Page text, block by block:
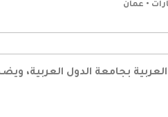
• عمان
بجامعة الدول العربية،